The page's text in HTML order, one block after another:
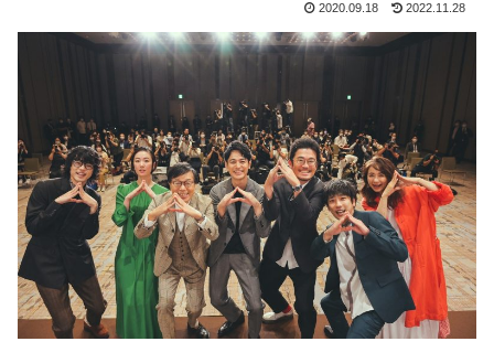
2020.09.18 2022.11.28